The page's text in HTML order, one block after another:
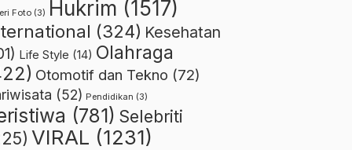
Foto (3) Hukrim (1517)
(324) Kesehatan
Life Style (14) Olahraga
Otomotif dan Tekno (72)
(52) Pendidikan (3)
(781) Selebriti
VIRAL (1231)